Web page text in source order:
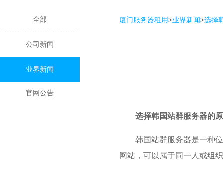
全部
公司新闻
业界新闻
官网公告
厦门服务器租用>业界新闻>选择
选择韩国站群服务器的
韩国站群服务器是一种
网站，可以属于同一人或组